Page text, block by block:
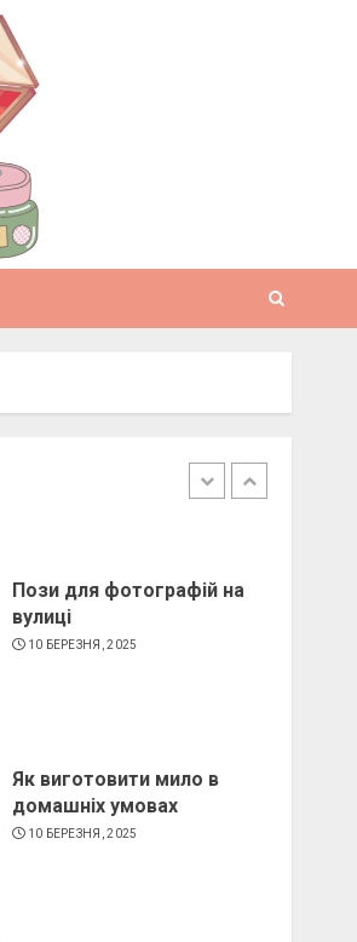
Як виготовити свічку в
домашніх умовах
6 БЕРЕЗНЯ, 2025
вулиці
10 БЕРЕЗНЯ, 2025
домашніх умовах
10 БЕРЕЗНЯ, 2025